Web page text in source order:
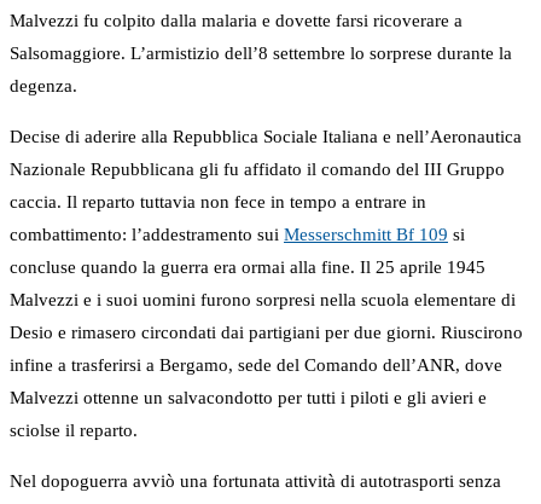
Malvezzi fu colpito dalla malaria e dovette farsi ricoverare a
Salsomaggiore. L’armistizio dell’8 settembre lo sorprese durante la
degenza.
Decise di aderire alla Repubblica Sociale Italiana e nell’Aeronautica
Nazionale Repubblicana gli fu affidato il comando del III Gruppo
caccia. Il reparto tuttavia non fece in tempo a entrare in
combattimento: l’addestramento sui Messerschmitt Bf 109 si
concluse quando la guerra era ormai alla fine. Il 25 aprile 1945
Malvezzi e i suoi uomini furono sorpresi nella scuola elementare di
Desio e rimasero circondati dai partigiani per due giorni. Riuscirono
infine a trasferirsi a Bergamo, sede del Comando dell’ANR, dove
Malvezzi ottenne un salvacondotto per tutti i piloti e gli avieri e
sciolse il reparto.
Nel dopoguerra avviò una fortunata attività di autotrasporti senza